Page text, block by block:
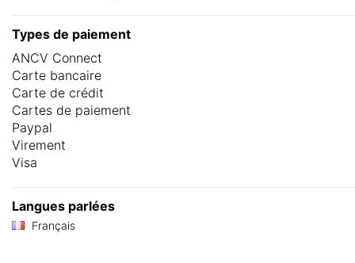
Types de paiement
ANCV Connect
Carte bancaire
Carte de crédit
Cartes de paiement
Paypal
Virement
Visa
Langues parlées
Français